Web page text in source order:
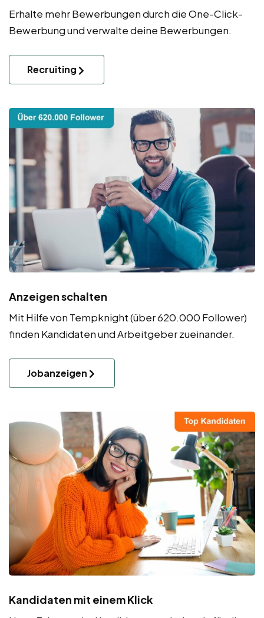
Erhalte mehr Bewerbungen durch die One-Click-
Bewerbung und verwalte deine Bewerbungen.
Recruiting
Anzeigen schalten
Mit Hilfe von Tempknight (über 620.000 Follower)
finden Kandidaten und Arbeitgeber zueinander.
Jobanzeigen
Kandidaten mit einem Klick